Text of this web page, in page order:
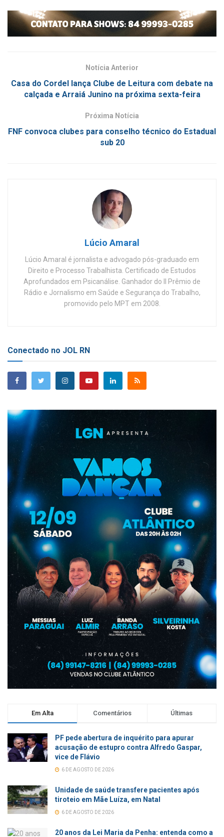
Notícia Anterior
Casa do Cordel lança Clube de Leitura com debate na
calçada e Arraiá Junino na próxima sexta-feira
Próxima Notícia
FNF convoca clubes para conselho técnico do Estadual
sub 20
Lúcio Amaral
Lúcio Amaral é jornalista e advogado pós-graduado em
Direito e Processo Trabalhista. Certificado de Estudos
Aprofundados em Psicanálise. Ganhador do II Prêmio de
Rádio e Jornalismo em Saúde e Segurança do Trabalho,
promovido pelo MPT em 2008.
Conectado no JOL RN
Em Alta Comentários Últimas
PF pede abertura de inquérito para apurar
acusação de estupro contra Alfredo Gaspar,
vice de Flávio
6 DE AGOSTO DE 2026
Unidade de saúde transfere pacientes após
tiroteio em Mãe Luíza, em Natal
6 DE AGOSTO DE 2026
20 anos da Lei Maria da Penha: entenda como a